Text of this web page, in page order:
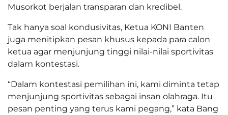
Musorkot berjalan transparan dan kredibel.
Tak hanya soal kondusivitas, Ketua KONI Banten
juga menitipkan pesan khusus kepada para calon
ketua agar menjunjung tinggi nilai-nilai sportivitas
dalam kontestasi.
“Dalam kontestasi pemilihan ini, kami diminta tetap
menjunjung sportivitas sebagai insan olahraga. Itu
pesan penting yang terus kami pegang,” kata Bang